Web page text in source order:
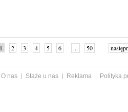
1 2 3 4 5 6 ... 50
O nas Staże u nas Reklama
Polityka